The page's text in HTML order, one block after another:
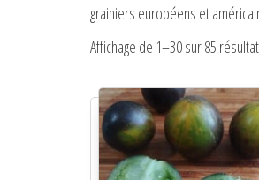
grainiers européens et
Affichage de 1–30 sur 85